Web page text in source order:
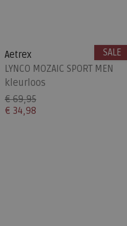
Aetrex
LYNCO MOZAIC SPORT MEN
kleurloos
€ 69,95
€ 34,98
SALE